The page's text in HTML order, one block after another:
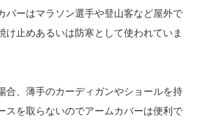
バーはマラソン選手や登山客など屋外で
け止めあるいは防寒として使われていま
合、薄手のカーディガンやショールを持
スを取らないのでアームカバーは便利で